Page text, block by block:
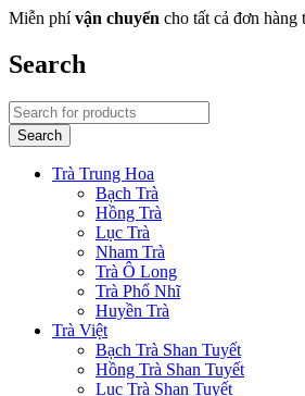
Miễn phívận chuyển cho tất cả đơn hàng
Search
Trà Trung Hoa
Bạch Trà
Hồng Trà
Lục Trà
Nham Trà
Trà Ô Long
Trà Phổ Nhĩ
Huyền Trà
Trà Việt
Bạch Trà Shan Tuyết
Hồng Trà Shan Tuyết
Lục Trà Shan Tuyết